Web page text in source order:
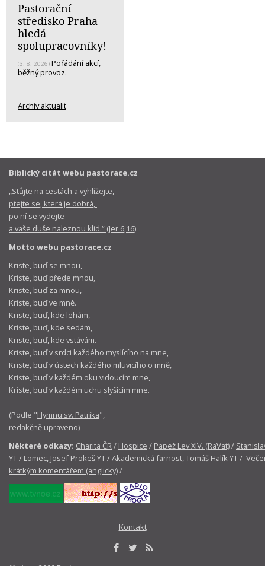
Pastorační
středisko Praha
hledá
spolupracovníky!
(3. 8. 2026) Pořádání akcí,
běžný provoz.
Archiv aktualit
Biblický citát webu pastorace.cz
„Stůjte na cestách a vyhlížejte,
ptejte se, která je dobrá,
po ní se vydejte
a vaše duše naleznou klid.“ (Jer 6,16)
Motto webu pastorace.cz
Kriste, buď se mnou,
Kriste, buď přede mnou,
Kriste, buď za mnou,
Kriste, buď ve mně.
Kriste, buď, kde lehám,
Kriste, buď, kde sedám,
Kriste, buď, kde vstávám.
Kriste, buď v srdci každého myslícího na mne,
Kriste, buď v ústech každého mluvicího o mně,
Kriste, buď v každém oku vidoucím mne,
Kriste, buď v každém uchu slyšícím mne.
(Podle "Hymnu sv. Patrika",
redakčně upraveno)
Některé odkazy: Charita ČR/ Hospice / Papež Lev XIV. (RaVat)/
YT/ Lomec, Josef Prokeš YT/Akademická farnost, Tomáš Halík YT/
krátkým komentářem (anglicky)/
Kontakt